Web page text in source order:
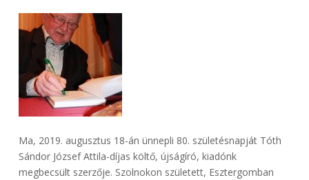
Ma, 2019. augusztus 18-án ünnepli 80. születésnapját Tóth
Sándor József Attila-díjas költő, újságíró, kiadónk
megbecsült szerzője. Szolnokon született, Esztergomban